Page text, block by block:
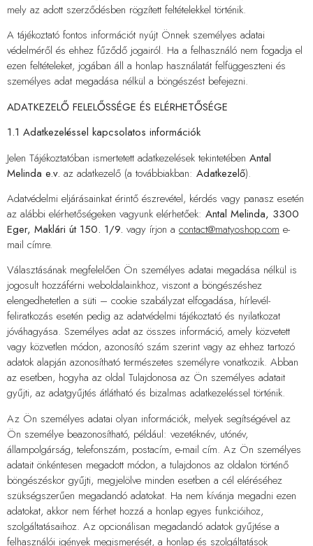
mely az adott szerződésben rögzített feltételekkel történik.
A tájékoztató fontos információt nyújt Önnek személyes adatai
védelméről és ehhez fűződő jogairól. Ha a felhasználó nem fogadja el
ezen feltételeket, jogában áll a honlap használatát felfüggeszteni és
személyes adat megadása nélkül a böngészést befejezni.
ADATKEZELŐ FELELŐSSÉGE ÉS ELÉRHETŐSÉGE
1.1 Adatkezeléssel kapcsolatos információk
Jelen Tájékoztatóban ismertetett adatkezelések tekintetében Antal
Melinda e.v. az adatkezelő (a továbbiakban: Adatkezelő).
Adatvédelmi eljárásainkat érintő észrevétel, kérdés vagy panasz esetén
az alábbi elérhetőségeken vagyunk elérhetőek: Antal Melinda, 3300
Eger, Maklári út 150. 1/9. vagy írjon a contact@matyoshop.com e-
mail címre.
Választásának megfelelően Ön személyes adatai megadása nélkül is
jogosult hozzáférni weboldalainkhoz, viszont a böngészéshez
elengedhetetlen a süti – cookie szabályzat elfogadása, hírlevél-
feliratkozás esetén pedig az adatvédelmi tájékoztató és nyilatkozat
jóváhagyása. Személyes adat az összes információ, amely közvetett
vagy közvetlen módon, azonosító szám szerint vagy az ehhez tartozó
adatok alapján azonosítható természetes személyre vonatkozik. Abban
az esetben, hogyha az oldal Tulajdonosa az Ön személyes adatait
gyűjti, az adatgyűjtés átlátható és bizalmas adatkezeléssel történik.
Az Ön személyes adatai olyan információk, melyek segítségével az
Ön személye beazonosítható, például: vezetéknév, utónév,
állampolgárság, telefonszám, postacím, e-mail cím. Az Ön személyes
adatait önkéntesen megadott módon, a tulajdonos az oldalon történő
böngészéskor gyűjti, megjelölve minden esetben a cél eléréséhez
szükségszerűen megadandó adatokat. Ha nem kívánja megadni ezen
adatokat, akkor nem férhet hozzá a honlap egyes funkcióihoz,
szolgáltatásaihoz. Az opcionálisan megadandó adatok gyűjtése a
felhasználói igények megismerését, a honlap és szolgáltatások